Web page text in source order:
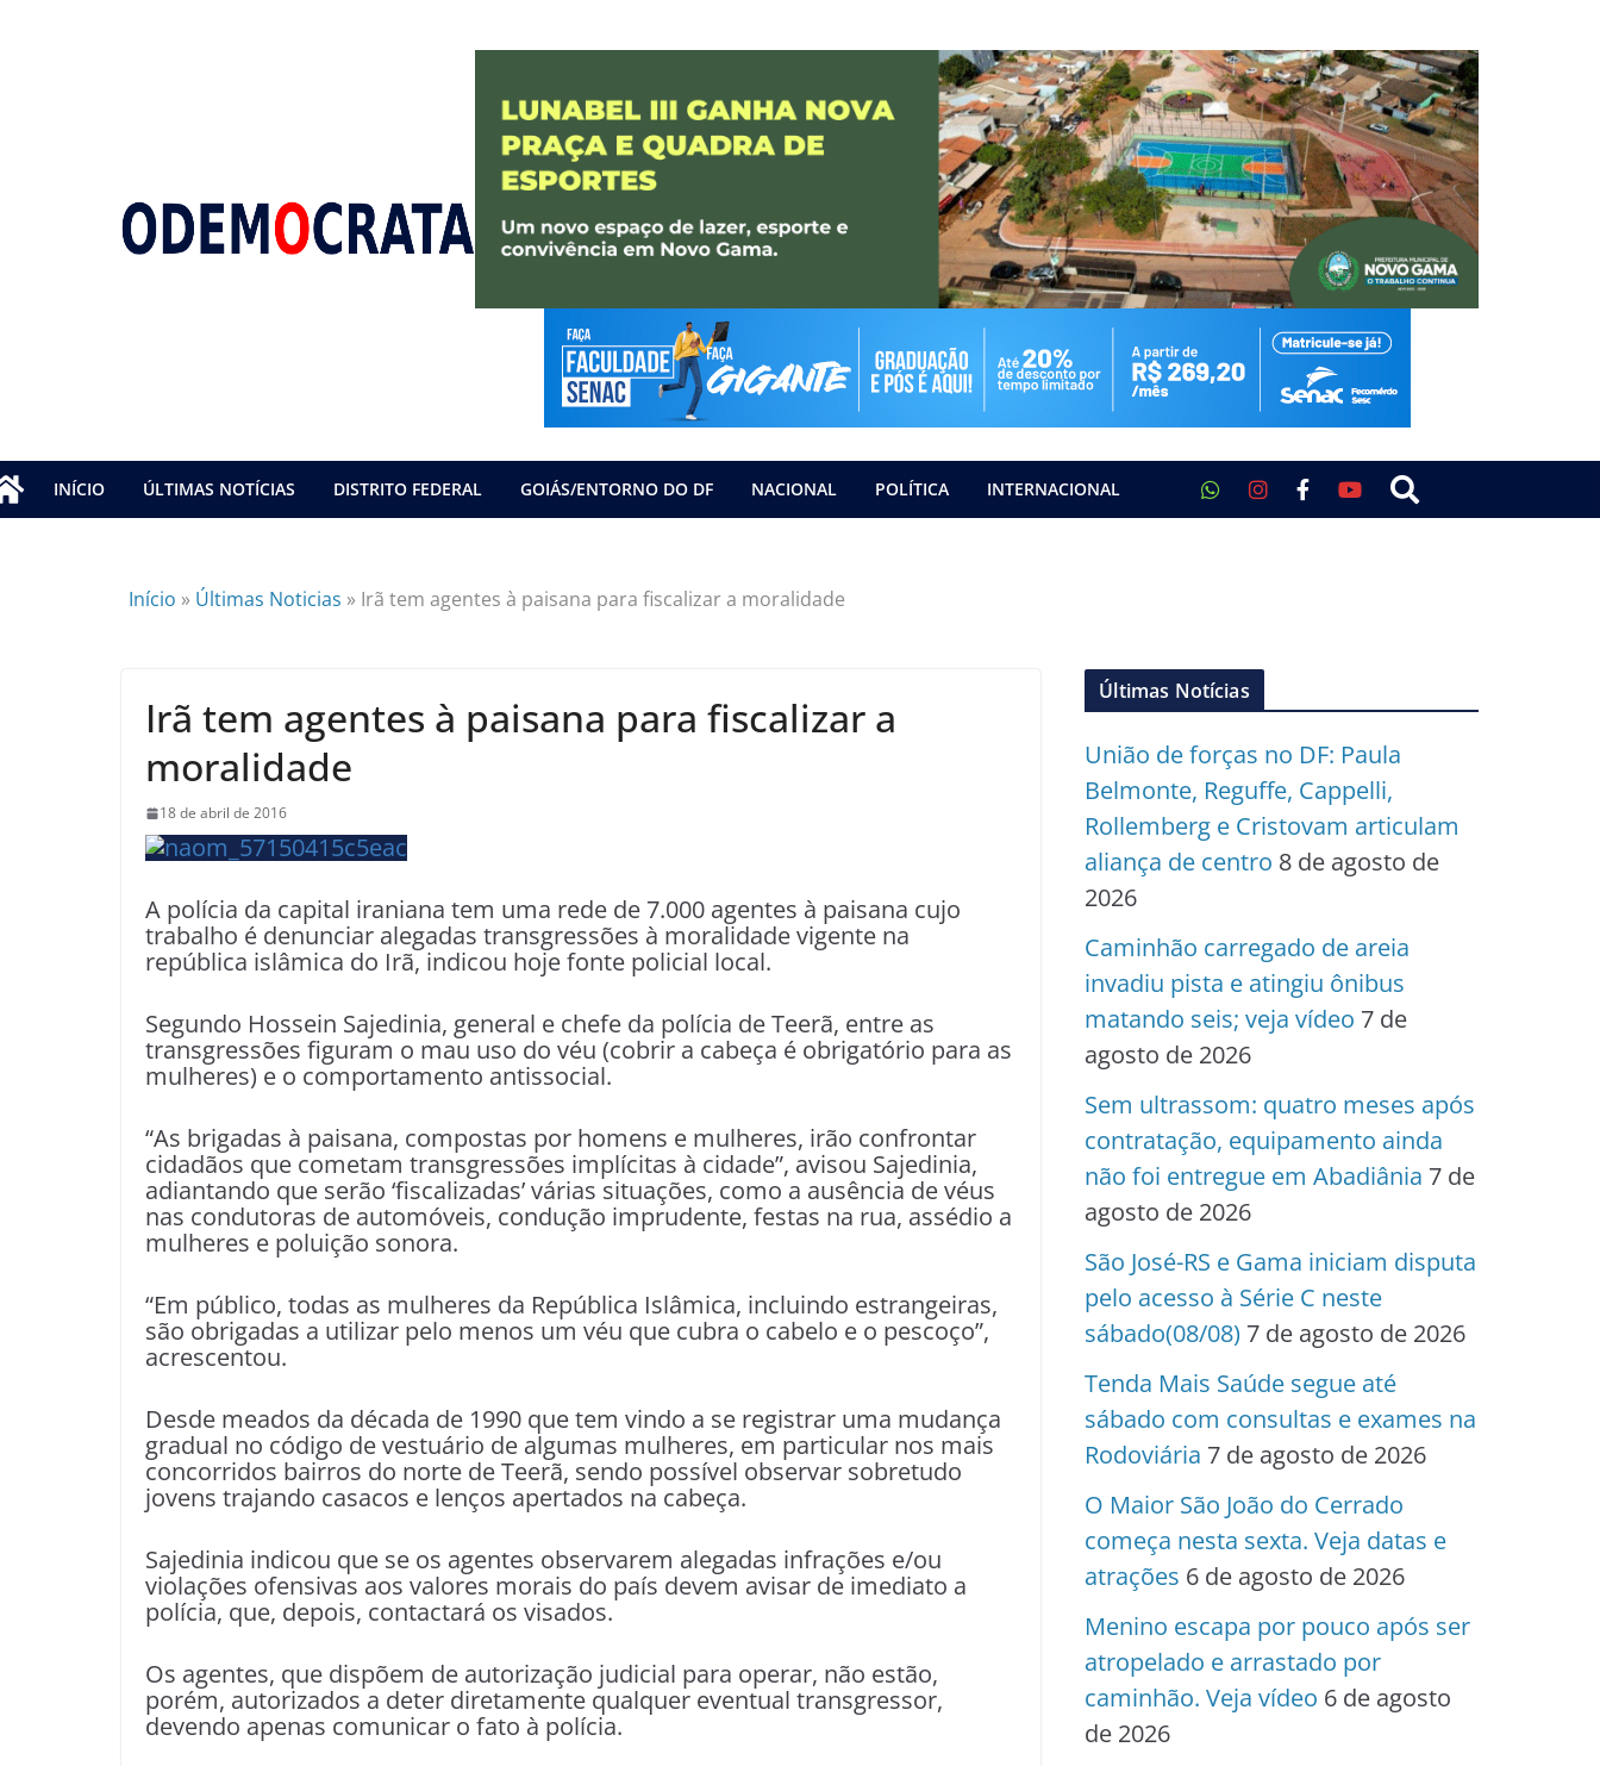
INÍCIO ÚLTIMAS NOTÍCIAS DISTRITO FEDERAL GOIÁS/ENTORNO DO DF NACIONAL POLÍTICA INTERNACIONAL
Início » Últimas Noticias » Irã tem agentes à paisana para fiscalizar a moralidade
Irã tem agentes à paisana para fiscalizar a
moralidade
18 de abril de 2016
A polícia da capital iraniana tem uma rede de 7.000 agentes à paisana cujo
trabalho é denunciar alegadas transgressões à moralidade vigente na
república islâmica do Irã, indicou hoje fonte policial local.
Segundo Hossein Sajedinia, general e chefe da polícia de Teerã, entre as
transgressões figuram o mau uso do véu (cobrir a cabeça é obrigatório para as
mulheres) e o comportamento antissocial.
“As brigadas à paisana, compostas por homens e mulheres, irão confrontar
cidadãos que cometam transgressões implícitas à cidade”, avisou Sajedinia,
adiantando que serão ‘fiscalizadas’ várias situações, como a ausência de véus
nas condutoras de automóveis, condução imprudente, festas na rua, assédio a
mulheres e poluição sonora.
“Em público, todas as mulheres da República Islâmica, incluindo estrangeiras,
são obrigadas a utilizar pelo menos um véu que cubra o cabelo e o pescoço”,
acrescentou.
Desde meados da década de 1990 que tem vindo a se registrar uma mudança
gradual no código de vestuário de algumas mulheres, em particular nos mais
concorridos bairros do norte de Teerã, sendo possível observar sobretudo
jovens trajando casacos e lenços apertados na cabeça.
Sajedinia indicou que se os agentes observarem alegadas infrações e/ou
violações ofensivas aos valores morais do país devem avisar de imediato a
polícia, que, depois, contactará os visados.
Os agentes, que dispõem de autorização judicial para operar, não estão,
porém, autorizados a deter diretamente qualquer eventual transgressor,
devendo apenas comunicar o fato à polícia.
Últimas Notícias
União de forças no DF: Paula
Belmonte, Reguffe, Cappelli,
Rollemberg e Cristovam articulam
aliança de centro 8 de agosto de
2026
Caminhão carregado de areia
invadiu pista e atingiu ônibus
matando seis; veja vídeo 7 de
agosto de 2026
Sem ultrassom: quatro meses após
contratação, equipamento ainda
não foi entregue em Abadiânia 7 de
agosto de 2026
São José-RS e Gama iniciam disputa
pelo acesso à Série C neste
sábado(08/08) 7 de agosto de 2026
Tenda Mais Saúde segue até
sábado com consultas e exames na
Rodoviária 7 de agosto de 2026
O Maior São João do Cerrado
começa nesta sexta. Veja datas e
atrações 6 de agosto de 2026
Menino escapa por pouco após ser
atropelado e arrastado por
caminhão. Veja vídeo 6 de agosto
de 2026